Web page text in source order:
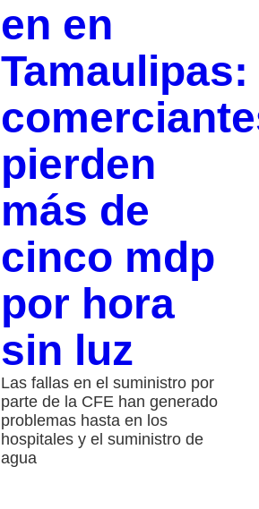
en en
Tamaulipas:
pierden
más de
cinco mdp
por hora
sin luz
Las fallas en el suministro por
parte de la CFE han generado
problemas hasta en los
hospitales y el suministro de
agua